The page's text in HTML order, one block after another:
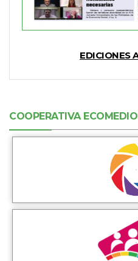
EDICIONES
COOPERATIVA